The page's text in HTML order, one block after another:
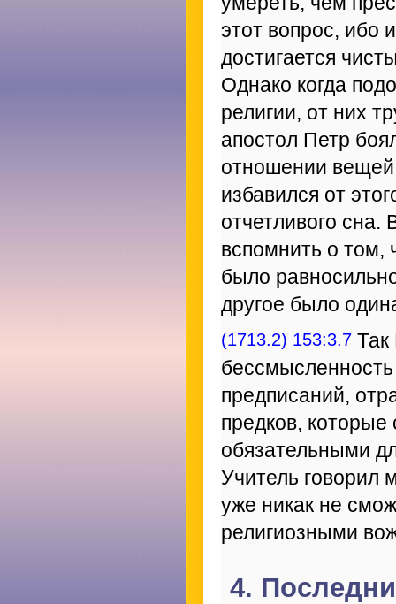
этот вопрос, ибо
достигается
Однако когда
религии, от них
апостол Петр
отношении вещей
избавился от
отчетливого
вспомнить о том,
было
другое было
(1713.2) 153:3.7 Так
предписаний,
предков,
обязательными
Учитель говорил
уже никак не
религиозными
4.